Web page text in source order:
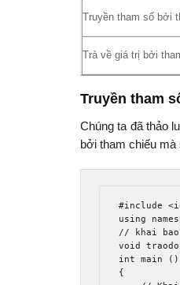
Truyền tham số bởi
Trả về giá trị bởi
Truyền tham
Chúng ta đã thảo
bởi tham chiếu
#include
using
// khai bao
void
int main
()
{